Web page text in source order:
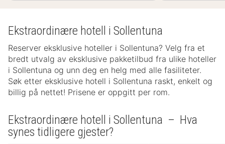
Ekstraordinære hotell i Sollentuna
Reserver eksklusive hoteller i Sollentuna? Velg fra et
bredt utvalg av eksklusive pakketilbud fra ulike hoteller
i Sollentuna og unn deg en helg med alle fasiliteter.
Søk etter eksklusive hotell i Sollentuna raskt, enkelt og
billig på nettet! Prisene er oppgitt per rom.
Ekstraordinære hotell i Sollentuna – Hva
synes tidligere gjester?